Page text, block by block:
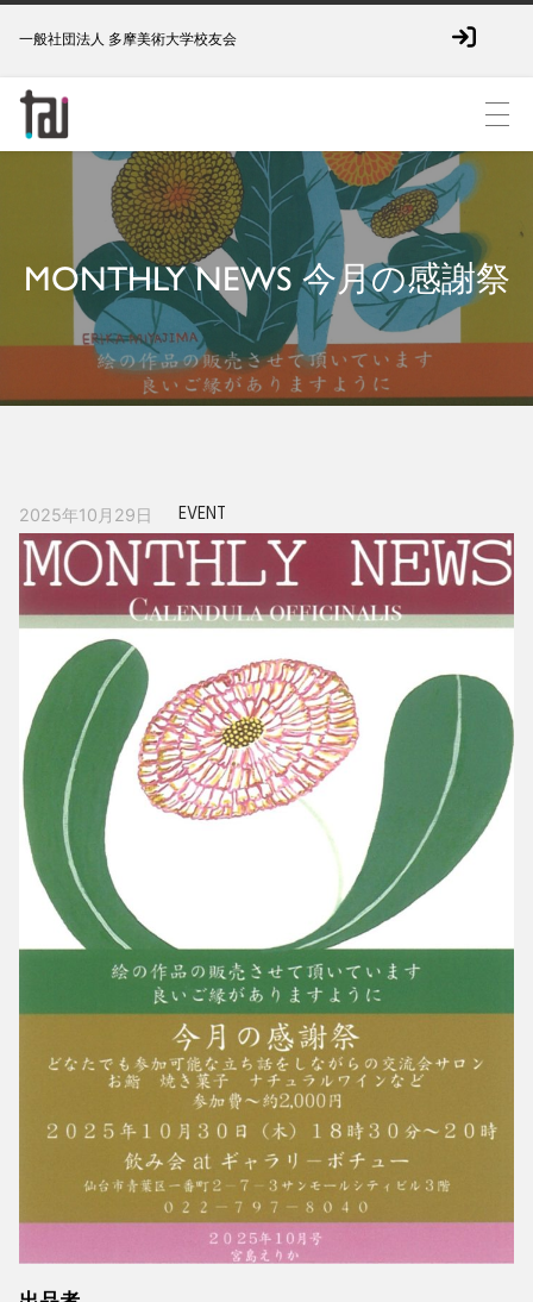
一般社団法人 多摩美術大学校友会
MONTHLY NEWS 今月の感謝祭
2025年10月29日 EVENT